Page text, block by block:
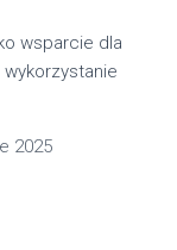
wsparcie dla
2025